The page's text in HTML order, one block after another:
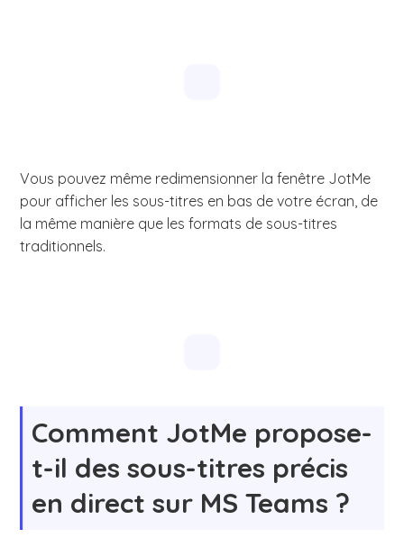
Vous pouvez même redimensionner la fenêtre JotMe
pour afficher les sous-titres en bas de votre écran, de
la même manière que les formats de sous-titres
traditionnels.
Comment JotMe propose-
t-il des sous-titres précis
en direct sur MS Teams ?